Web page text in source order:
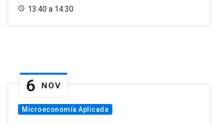
13:40 a 14:30
6 NOV
Microeconomía Aplicada